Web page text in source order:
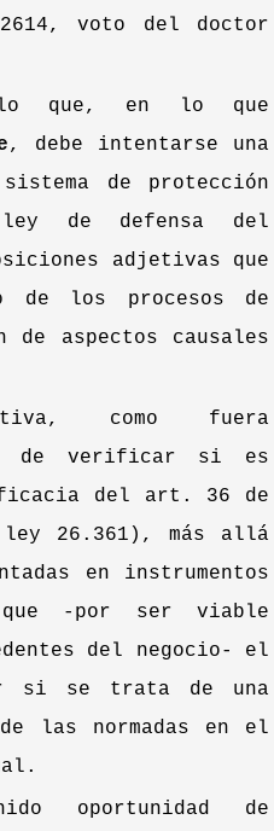
voto del doctor
que, en lo que
, debe intentarse una
de protección
de defensa del
adjetivas que
de los procesos de
aspectos causales
como fuera
de verificar si es
del art. 36 de
26.361), más allá
en instrumentos
-por ser viable
del negocio- el
si se trata de una
las normadas en el
oportunidad de